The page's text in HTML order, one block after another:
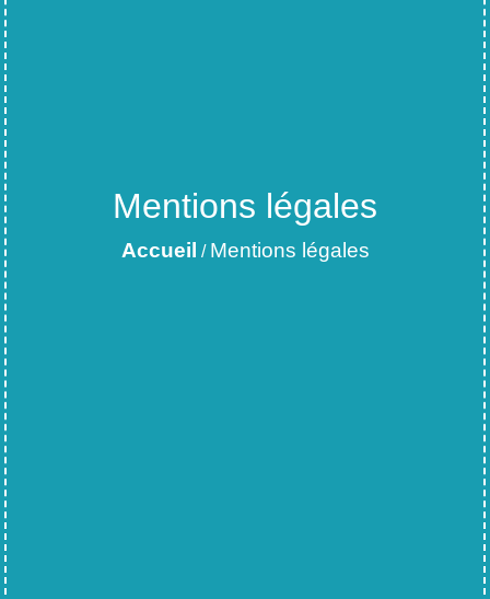
Mentions légales
Accueil / Mentions légales